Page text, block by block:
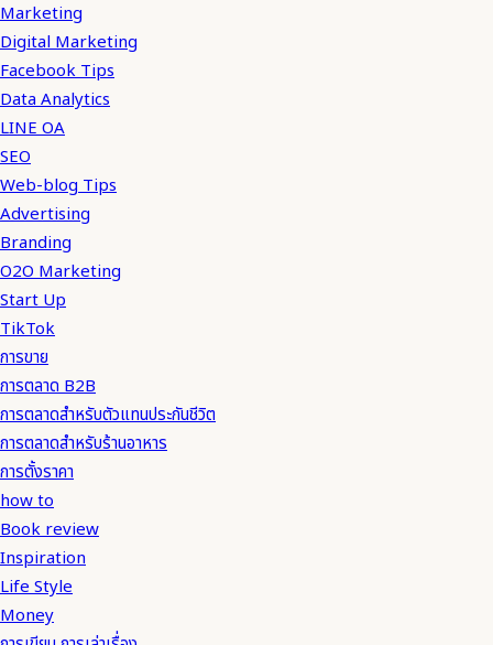
Marketing
Digital Marketing
Facebook Tips
Data Analytics
LINE OA
SEO
Web-blog Tips
Advertising
Branding
O2O Marketing
Start Up
TikTok
การขาย
การตลาด B2B
การตลาดสำหรับตัวแทนประกันชีวิต
การตลาดสำหรับร้านอาหาร
การตั้งราคา
how to
Book review
Inspiration
Life Style
Money